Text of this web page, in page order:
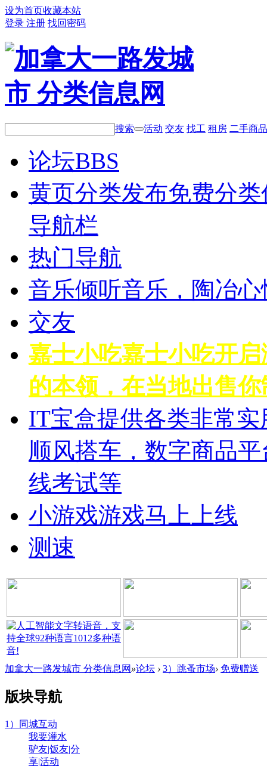
设为首页收藏本站
登录 注册 找回密码
搜索 活动 交友 找工 租房 二手商品
论坛BBS
黄页分类发布免费分
导航栏
热门导航
音乐倾听音乐，陶冶心
交友
嘉士小吃嘉士小吃开
的本领，在当地出售
IT宝盒提供各类非常
顺风搭车，数字商品
线考试等
小游戏游戏马上上线
测速
加拿大一路发城市 分类信息网 »论坛 › 3）跳蚤市场› 免费赠送
版块导航
1）同城互动
我要灌水
驴友|饭友|分
享|活动